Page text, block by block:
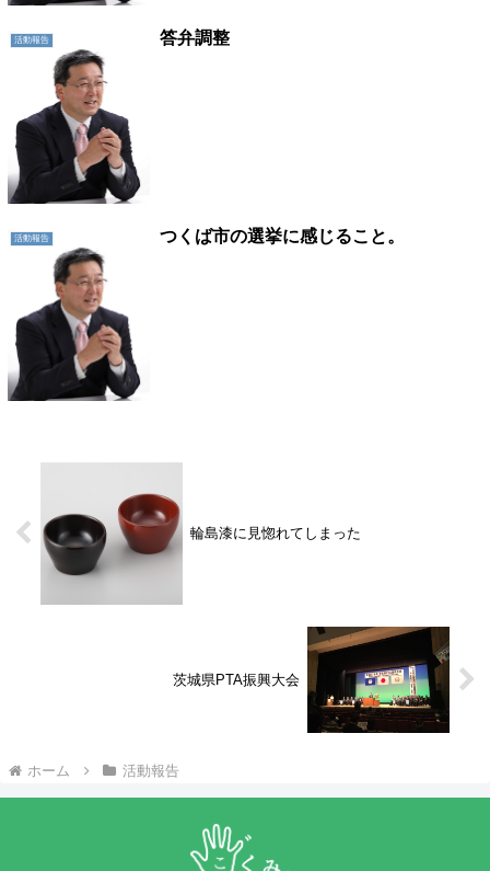
活動報告 答弁調整
活動報告 つくば市の選挙に感じること。
輪島漆に見惚れてしまった
茨城県PTA振興大会
ホーム 活動報告